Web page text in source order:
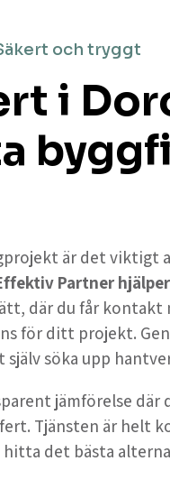
och tryggt
i
är det viktigt
Partner
där du får kontakt
för ditt projekt.
söka upp
jämförelse där
Tjänsten är helt
det bästa